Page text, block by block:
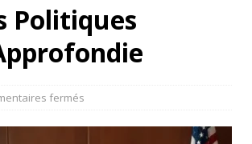
Politiques
fermés